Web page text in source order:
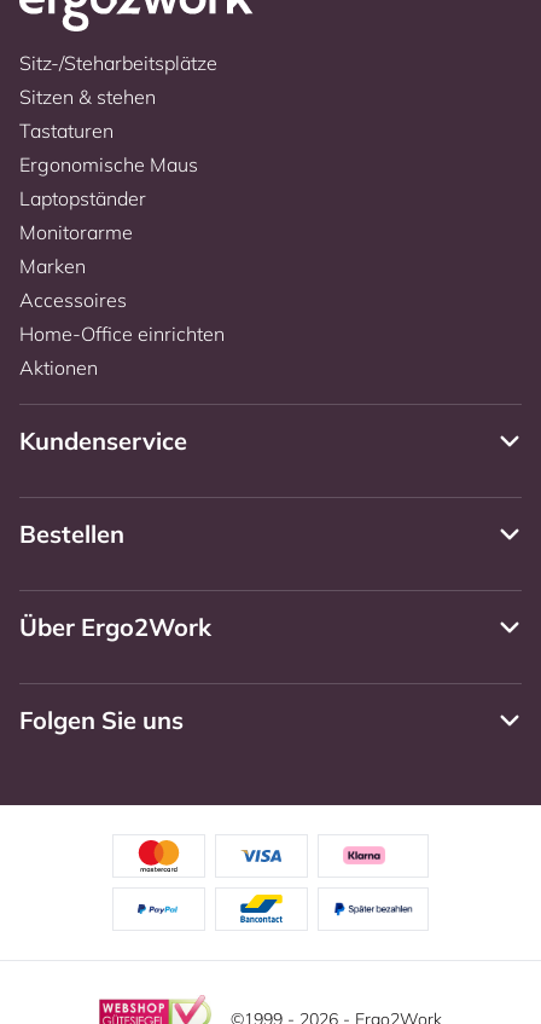
Sitz-/Steharbeitsplätze
Sitzen & stehen
Tastaturen
Ergonomische Maus
Laptopständer
Monitorarme
Marken
Accessoires
Home-Office einrichten
Aktionen
Kundenservice
Bestellen
Über Ergo2Work
Folgen Sie uns
©1999 - 2026 - Ergo2Work